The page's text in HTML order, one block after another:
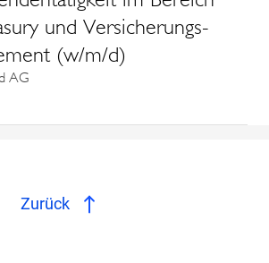
und Versicherungs-
(w/m/d)
AG
Zurück